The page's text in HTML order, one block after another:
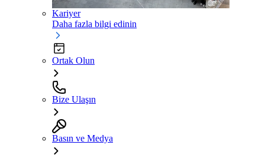
Kariyer
Daha fazla bilgi edinin
Ortak Olun
Bize Ulaşın
Basın ve Medya